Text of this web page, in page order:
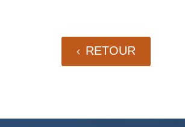
RETOUR